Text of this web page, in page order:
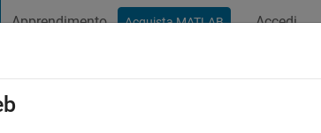
Apprendimento Acquista MATLAB Accedi